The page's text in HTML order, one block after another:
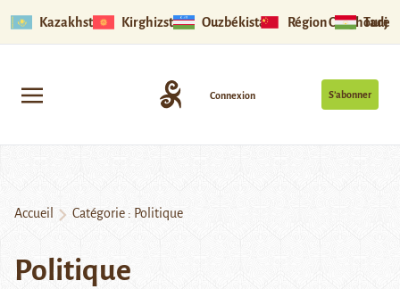
Kazakhstan Kirghizstan Ouzbékistan Région Ouïghoure
S’abonner
Connexion
Accueil Catégorie : Politique
Politique